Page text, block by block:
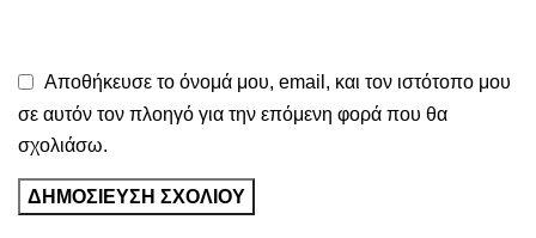
Αποθήκευσε το όνομά μου, email, και τον ιστότοπο μου
σε αυτόν τον πλοηγό για την επόμενη φορά που θα
σχολιάσω.